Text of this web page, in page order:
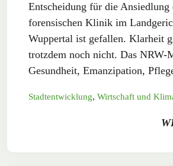
Entscheidung für die Ansiedlung
forensischen Klinik im
Wuppertal ist gefallen. Klarheit
trotzdem noch nicht. Das NRW-
Gesundheit, Emanzipation,
Stadtentwicklung, Wirtschaft und